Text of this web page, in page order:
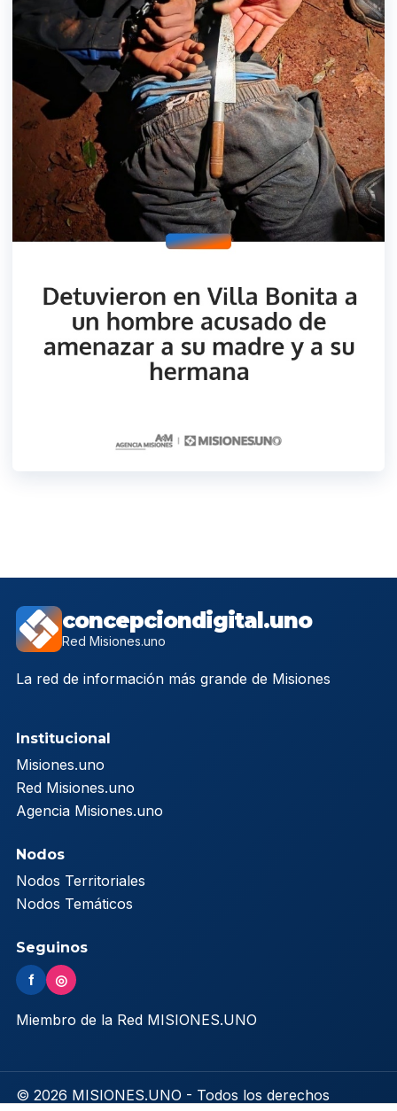
concepciondigital.uno
Red Misiones.uno
La red de información más grande de Misiones
Institucional
Misiones.uno
Red Misiones.uno
Agencia Misiones.uno
Nodos
Nodos Territoriales
Nodos Temáticos
Seguinos
f ◎
Miembro de la Red MISIONES.UNO
© 2026 MISIONES.UNO - Todos los derechos